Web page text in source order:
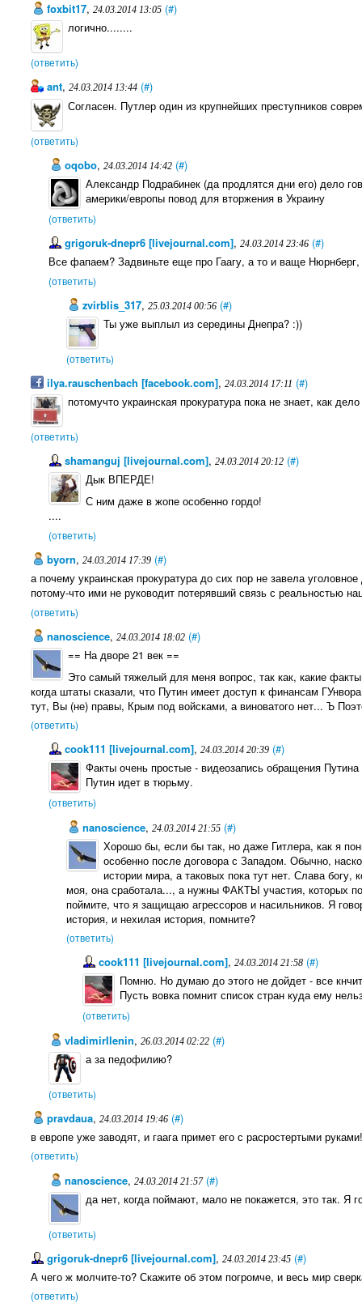
foxbit17, 24.03.2014 13:05 (#)
логично........
(ответить)
ant, 24.03.2014 13:44 (#)
Согласен. Путлер один из крупнейших преступников
(ответить)
oqobo,24.03.2014 14:42 (#)
Александр Подрабинек (да продлятся дни его) дело
америки/европы повод для вторжения в Украину
(ответить)
grigoruk-dnepr6 [livejournal.com],24.03.2014 23:46 (#)
Все фапаем? Задвиньте еще про Гаагу, а то и ваще
(ответить)
zvirblis_317, 25.03.2014 00:56 (#)
Ты уже выплыл из середины Днепра? :))
(ответить)
ilya.rauschenbach [facebook.com], 24.03.2014 17:11 (#)
потомучто украинская прокуратура пока не знает, как
(ответить)
shamanguj [livejournal.com],24.03.2014 20:12 (#)
Дык ВПЕРДЕ!
С ним даже в жопе особенно гордо!
....
(ответить)
byorn, 24.03.2014 17:39 (#)
а почему украинская прокуратура до сих пор не завела
потому-что ими не руководит потерявший связь с реальностью
(ответить)
nanoscience, 24.03.2014 18:02 (#)
== На дворе 21 век ==
Это самый тяжелый для меня вопрос, так как, какие
когда штаты сказали, что Путин имеет доступ к финансам
тут, Вы (не) правы, Крым под войсками, а виноватого нет... Ъ
(ответить)
cook111 [livejournal.com],24.03.2014 20:39 (#)
Факты очень простые - видеозапись обращения
Путин идет в тюрьму.
(ответить)
nanoscience, 24.03.2014 21:55 (#)
Хорошо бы, если бы так, но даже Гитлера, как я
особенно после договора с Западом. Обычно,
истории мира, а таковых пока тут нет. Слава богу,
моя, она сработала..., а нужны ФАКТЫ участия, которых
поймите, что я защищаю агрессоров и насильников. Я
история, и нехилая история, помните?
(ответить)
cook111 [livejournal.com],24.03.2014 21:58 (#)
Помню. Но думаю до этого не дойдет - все
Пусть вовка помнит список стран куда ему
(ответить)
vladimirIlenin,26.03.2014 02:22 (#)
а за педофилию?
(ответить)
pravdaua, 24.03.2014 19:46 (#)
в европе уже заводят, и гаага примет его с расростертыми
(ответить)
nanoscience,24.03.2014 21:57 (#)
да нет, когда поймают, мало не покажется, это так. Я
(ответить)
grigoruk-dnepr6 [livejournal.com], 24.03.2014 23:45 (#)
А чего ж молчите-то? Скажите об этом погромче, и весь мир
(ответить)